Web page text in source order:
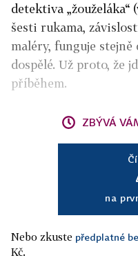
detektiva
šesti rukama,
maléry, funguje
dospělé. Už proto, že
příběhem.
ZBÝVÁ
na
Nebo zkuste předplatné
Kč.